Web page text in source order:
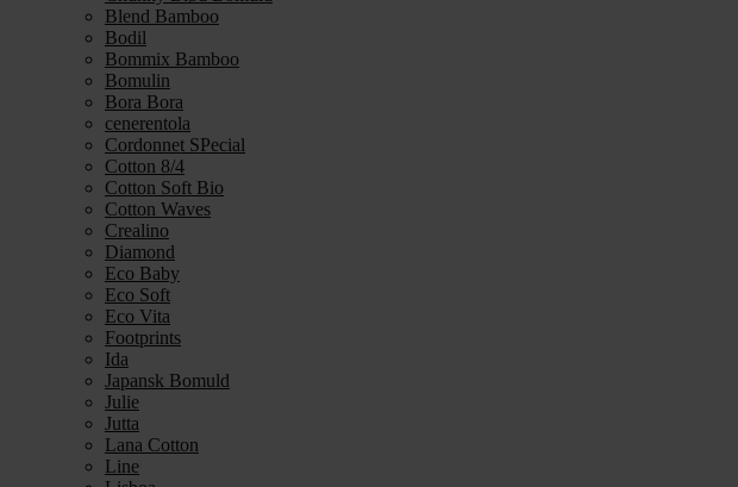
Blend Bamboo
Bodil
Bommix Bamboo
Bomulin
Bora Bora
cenerentola
Cordonnet SPecial
Cotton 8/4
Cotton Soft Bio
Cotton Waves
Crealino
Diamond
Eco Baby
Eco Soft
Eco Vita
Footprints
Ida
Japansk Bomuld
Julie
Jutta
Lana Cotton
Line